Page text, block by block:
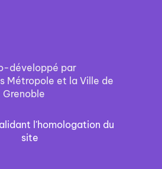
développé par
Métropole et la Ville de
Grenoble